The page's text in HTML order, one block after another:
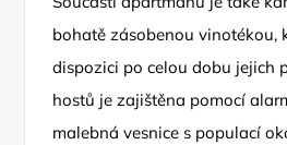
bohatě zásobenou vinotékou,
dispozici po celou dobu jejich
hostů je zajištěna pomocí
malebná vesnice s populací